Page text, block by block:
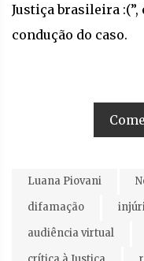
Justiça brasileira
condução do caso.
Luana Piovani
difamação
audiência virtual